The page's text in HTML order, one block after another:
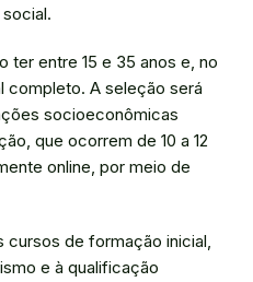
ter entre 15 e 35 anos e, no
completo. A seleção será
socioeconômicas
que ocorrem de 10 a 12
online, por meio de
de formação inicial,
e à qualificação